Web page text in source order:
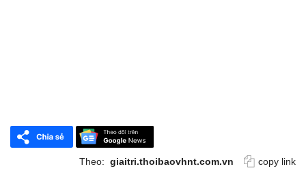
Theo: giaitri.thoibaovhnt.com.vn copy link